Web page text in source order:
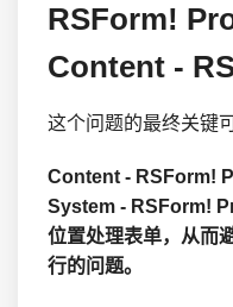
RSForm!
Content -
这个问题的最终关键
Content - RSForm!
System - RSForm!
位置处理表单，从而
行的问题。